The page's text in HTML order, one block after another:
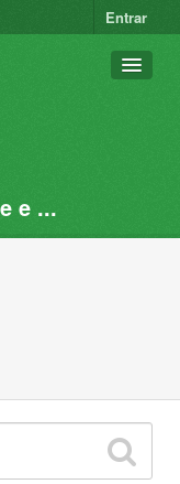
Entrar
e ...